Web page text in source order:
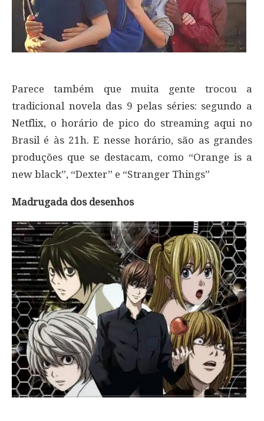
Parece também que muita gente trocou a
tradicional novela das 9 pelas séries: segundo a
Netflix, o horário de pico do streaming aqui no
Brasil é às 21h. E nesse horário, são as grandes
produções que se destacam, como “Orange is a
new black”, “Dexter” e “Stranger Things”
Madrugada dos desenhos